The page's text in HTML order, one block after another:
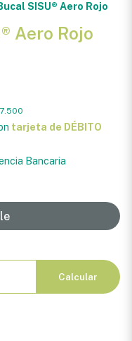
SISU® Aero Rojo
Aero Rojo
tarjeta de DÉBITO
Bancaria
Calcular